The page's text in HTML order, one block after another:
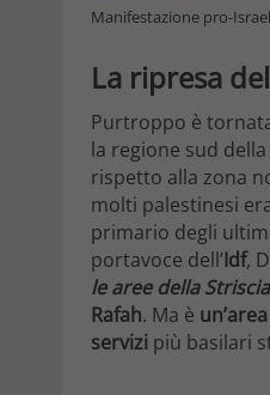
Manifestazione pro-
La ripresa
Purtroppo è
la regione sud della
rispetto alla zona
molti palestinesi
primario degli ultimi
portavoce dell’Idf,
le aree della
Rafah. Ma è
servizi più basilari